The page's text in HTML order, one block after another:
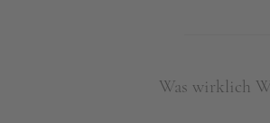
Was wirklich